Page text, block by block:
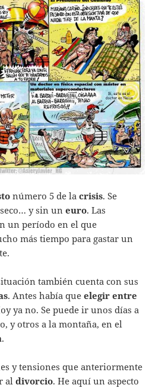
número 5 de la crisis. Se
y sin uneuro. Las
un período en el que
más tiempo para gastar un
también cuenta con sus
. Antes había queelegir entre
ya no. Se puede ir unos días a
y otros a la montaña, en el
.
y tensiones que anteriormente
aldivorcio. He aquí un aspecto